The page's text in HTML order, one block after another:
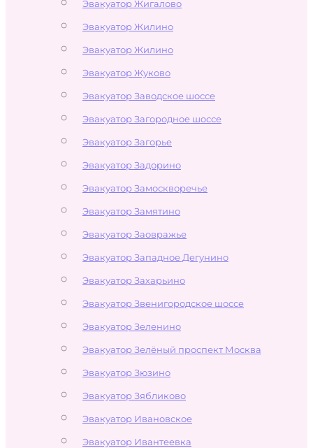
Эвакуатор Жигалово
Эвакуатор Жилино
Эвакуатор Жилино
Эвакуатор Жуково
Эвакуатор Заводское шоссе
Эвакуатор Загородное шоссе
Эвакуатор Загорье
Эвакуатор Задорино
Эвакуатор Замоскворечье
Эвакуатор Замятино
Эвакуатор Заовражье
Эвакуатор Западное Дегунино
Эвакуатор Захарьино
Эвакуатор Звенигородское шоссе
Эвакуатор Зеленино
Эвакуатор Зелёный проспект Москва
Эвакуатор Зюзино
Эвакуатор Зябликово
Эвакуатор Ивановское
Эвакуатор Ивантеевка